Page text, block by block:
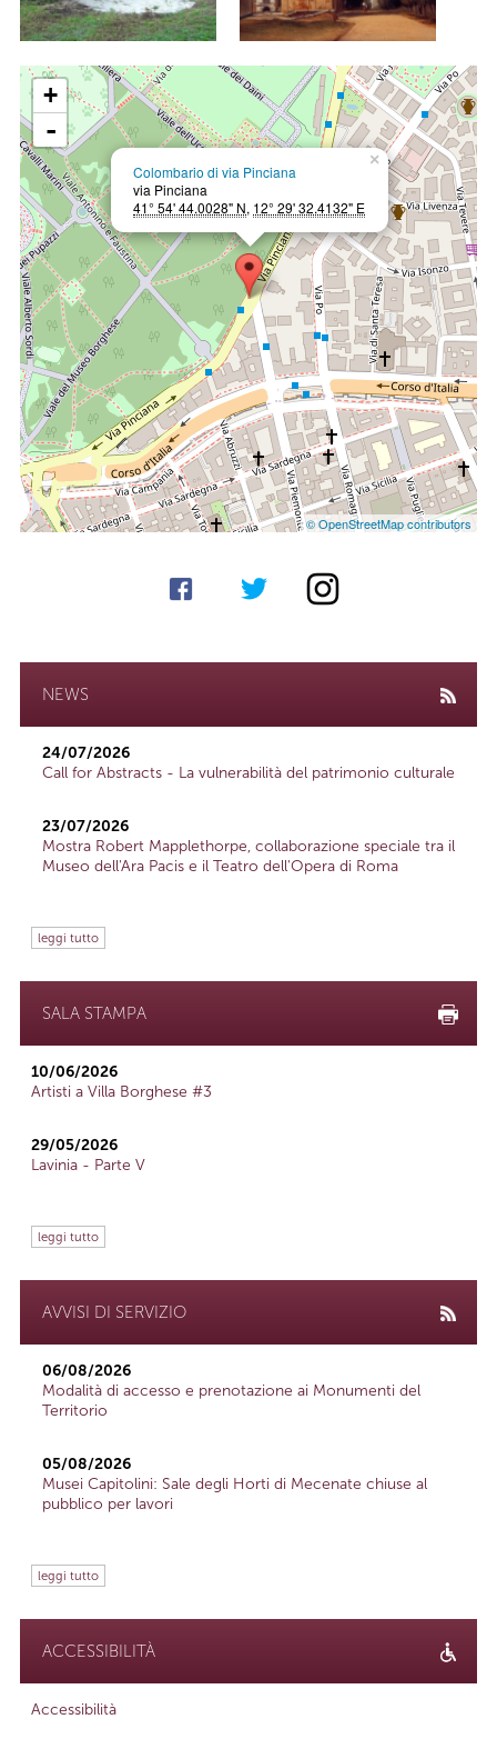
×
Colombario di via Pinciana
via Pinciana
41° 54' 44.0028" N, 12° 29' 32.4132" E
+
-
© OpenStreetMap contributors
NEWS
24/07/2026
Call for Abstracts - La vulnerabilità del patrimonio culturale
23/07/2026
Mostra Robert Mapplethorpe, collaborazione speciale tra il
Museo dell'Ara Pacis e il Teatro dell'Opera di Roma
leggi tutto
SALA STAMPA
10/06/2026
Artisti a Villa Borghese #3
29/05/2026
Lavinia - Parte V
leggi tutto
AVVISI DI SERVIZIO
06/08/2026
Modalità di accesso e prenotazione ai Monumenti del
Territorio
05/08/2026
Musei Capitolini: Sale degli Horti di Mecenate chiuse al
pubblico per lavori
leggi tutto
ACCESSIBILITÀ
Accessibilità